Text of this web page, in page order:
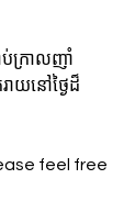
ក្រាលញាំ​
យនៅថ្ងៃដ៏
feel free